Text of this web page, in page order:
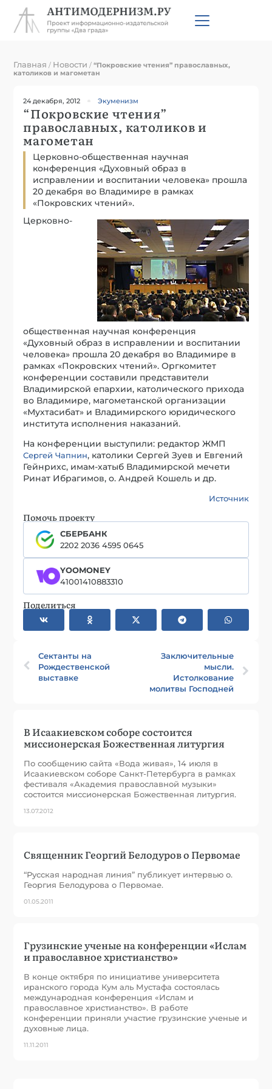
Главная / Новости /“Покровские чтения” православных,
католиков и магометан
24 декабря, 2012 Экуменизм
“Покровские чтения”
православных, католиков и
магометан
Церковно-общественная научная
конференция «Духовный образ в
исправлении и воспитании человека» прошла
20 декабря во Владимире в рамках
«Покровских чтений».
Церковно-
общественная научная конференция
«Духовный образ в исправлении и воспитании
человека» прошла 20 декабря во Владимире в
рамках «Покровских чтений». Оргкомитет
конференции составили представители
Владимирской епархии, католического прихода
во Владимире, магометанской организации
«Мухтасибат» и Владимирского юридического
института исполнения наказаний.
На конференции выступили: редактор ЖМП
Сергей Чапнин, католики Сергей Зуев и Евгений
Гейнрихс, имам-хатыб Владимирской мечети
Ринат Ибрагимов, о. Андрей Кошель и др.
Источник
Помочь проекту
СБЕРБАНК
2202 2036 4595 0645
YOOMONEY
41001410883310
Поделиться
Сектанты на
Рождественской
выставке
Заключительные
мысли.
Истолкование
молитвы Господней
В Исаакиевском соборе состоится
миссионерская Божественная литургия
По сообщению сайта «Вода живая», 14 июля в
Исаакиевском соборе Санкт-Петербурга в рамках
фестиваля «Академия православной музыки»
состоится миссионерская Божественная литургия.
13.07.2012
Священник Георгий Белодуров о Первомае
“Русская народная линия” публикует интервью о.
Георгия Белодурова о Первомае.
01.05.2011
Грузинские ученые на конференции «Ислам
и православное христианство»
В конце октября по инициативе университета
иранского города Кум аль Мустафа состоялась
международная конференция «Ислам и
православное христианство». В работе
конференции приняли участие грузинские ученые и
духовные лица.
11.11.2011